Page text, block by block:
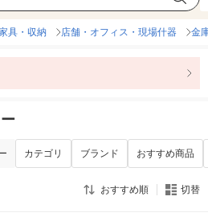
おすすめ商品
具・収納 店舗・オフィス・現場什器 金
カテゴリ ブランド おすすめ商品
おすすめ順 切替